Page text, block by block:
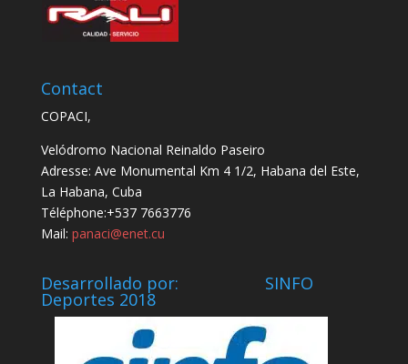
Contact
COPACI,
Velódromo Nacional Reinaldo Paseiro
Adresse: Ave Monumental Km 4 1/2, Habana del Este,
La Habana, Cuba
Téléphone:+537 7663776
Mail: panaci@enet.cu
Desarrollado por: SINFO
Deportes 2018